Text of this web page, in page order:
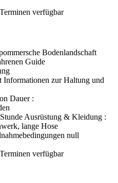
verfügbar
Bodenlandschaft
Guide
Informationen zur Haltung und
Dauer :
Ausrüstung & Kleidung :
lange Hose
null
verfügbar